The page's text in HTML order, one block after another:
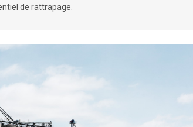
de rattrapage.